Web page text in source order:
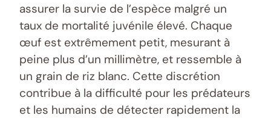
assurer la survie de l’espèce malgré un
taux de mortalité juvénile élevé. Chaque
œuf est extrêmement petit, mesurant à
peine plus d’un millimètre, et ressemble à
un grain de riz blanc. Cette discrétion
contribue à la difficulté pour les prédateurs
et les humains de détecter rapidement la